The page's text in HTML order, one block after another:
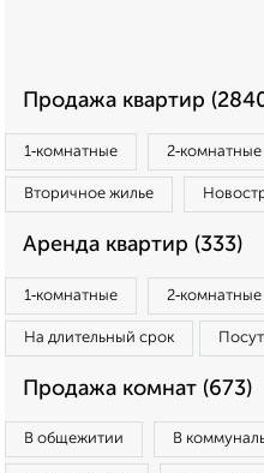
Продажа квартир
1‑комнатные 2‑комнатные
Вторичное жилье
Аренда квартир (333)
1‑комнатные 2‑комнатные
На длительный срок
Продажа комнат (673)
В общежитии В